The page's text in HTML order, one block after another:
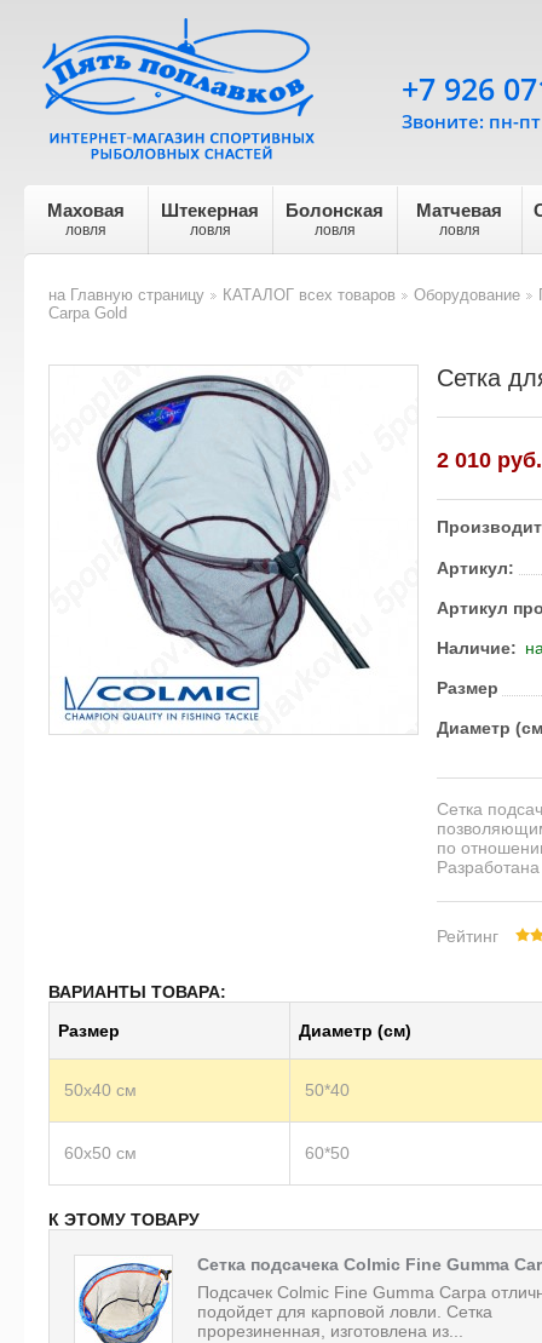
Маховая
ловля
Штекерная
ловля
Болонская
ловля
Матчевая
ловля
+7 926
Звоните: пн-
на Главную страницу
КАТАЛОГ всех товаров
Оборудование
Carpa Gold
Сетка
2 010 руб.
Артикул:
Артикул
Наличие:
Размер
Диаметр
Cетка
по
Рейтинг
ВАРИАНТЫ ТОВАРА:
Размер
Диаметр (см)
50х40 см 50*40
60х50 см 60*50
К ЭТОМУ ТОВАРУ
Сетка подсачека Colmic Fine Gumma
Подсачек Colmic Fine Gumma Carpa
подойдет для карповой ловли. Сетка
прорезиненная, изготовлена ​​из...